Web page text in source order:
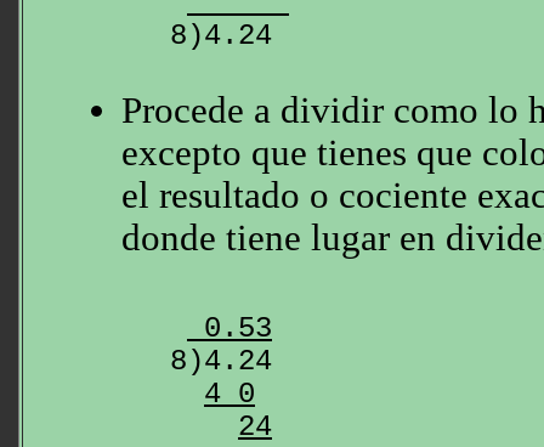
Procede a dividir como lo
excepto que tienes que
el resultado o cociente
donde tiene lugar en
0.53
8)4.24
4 0
24